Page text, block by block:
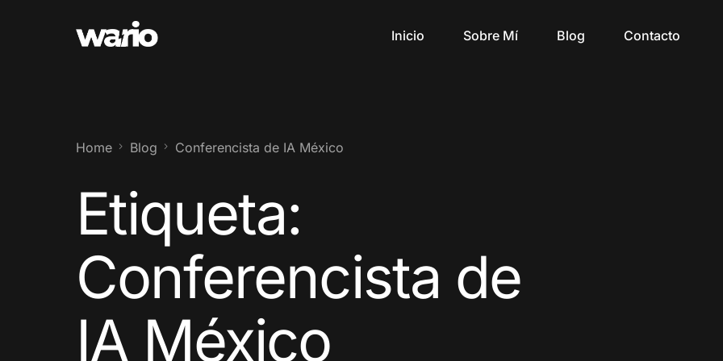
Inicio Sobre Mí Blog Contacto
Home Blog Conferencista de IA México
Etiqueta:
Conferencista de
IA México